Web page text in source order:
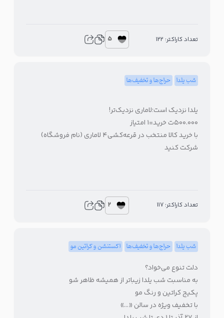
تعداد کاراکتر: 122 5
شب یلدا حراج‌ها و تخفیف‌ها
یلدا نزدیک است؛لاماری نزدیک‌تر!
۵۰۰.۰۰۰ت خرید=۱ امتیاز
با خرید کالا منتخب در قرعه‌کشی۴ لاماری (نام فروشگاه)
شرکت کنید
تعداد کاراکتر: 117 2
شب یلدا حراج‌ها و تخفیف‌ها اکستنشن و کراتین مو
دلت تنوع می‌خواد؟
به مناسبت شب یلدا زیباتر از همیشه ظاهر شو
پکیج کراتین و رنگ مو
با تخفیف ویژه در سالن «…»